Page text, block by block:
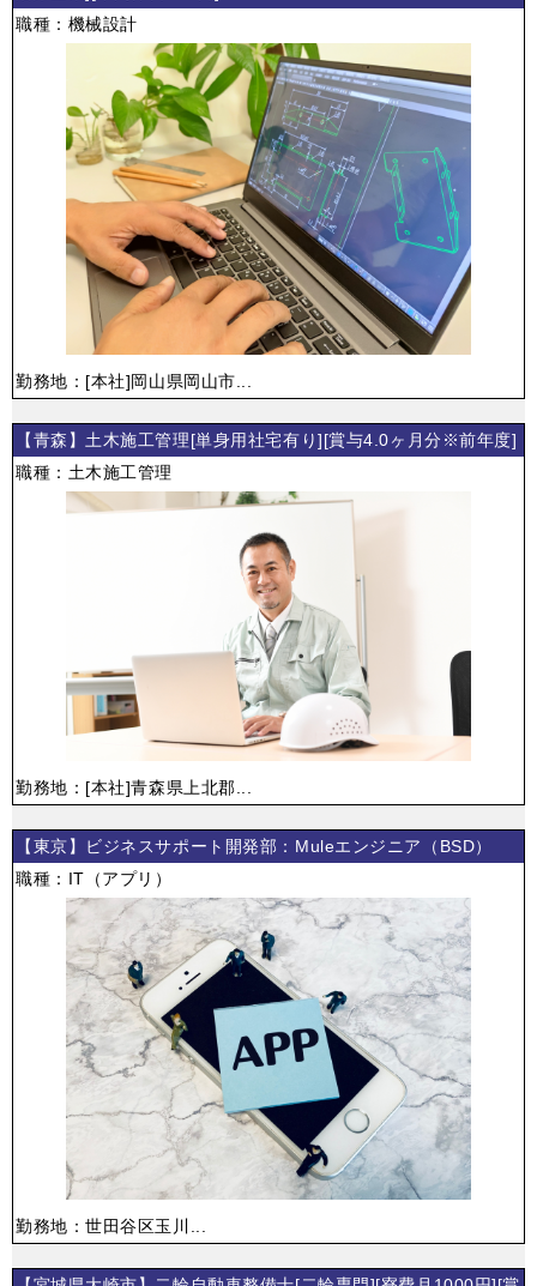
職種：機械設計
勤務地：[本社]岡山県岡山市...
【青森】土木施工管理[単身用社宅有り][賞与4.0ヶ月分※前年度]
職種：土木施工管理
勤務地：[本社]青森県上北郡...
【東京】ビジネスサポート開発部：Muleエンジニア（BSD）
職種：IT（アプリ）
勤務地：世田谷区玉川...